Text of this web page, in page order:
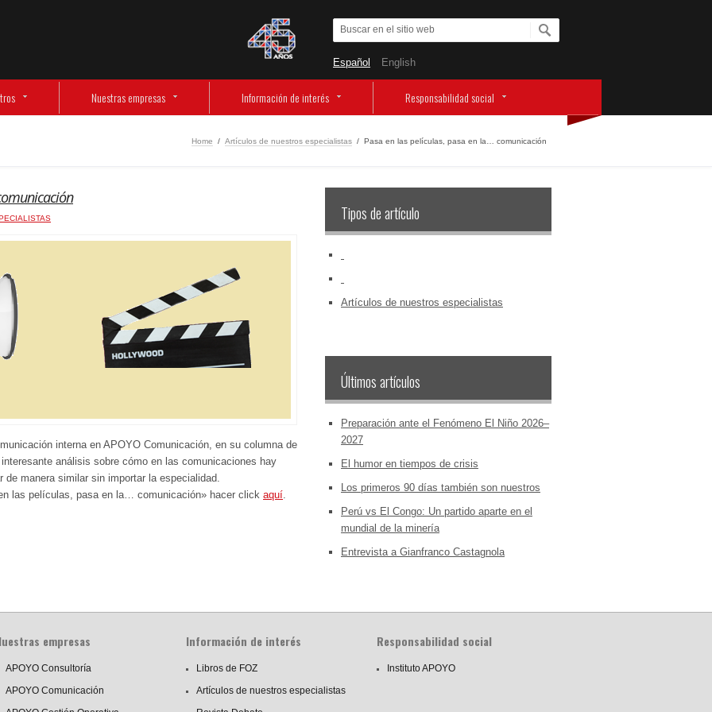
Español English
Nuestras empresas Información de interés Responsabilidad social
Home / Artículos de nuestros especialistas / Pasa en las películas, pasa en la… comunicación
interna en APOYO Comunicación, en su columna de
análisis sobre cómo en las comunicaciones hay
manera similar sin importar la especialidad.​
las películas, pasa en la… comunicación» hacer click aquí.
Tipos de artículo
Artículos de nuestros especialistas
Últimos artículos
Preparación ante el Fenómeno El Niño 2026–
2027
El humor en tiempos de crisis
Los primeros 90 días también son nuestros
Perú vs El Congo: Un partido aparte en el
mundial de la minería
Entrevista a Gianfranco Castagnola
empresas
APOYO Consultoría
APOYO Comunicación
Información de interés
Libros de FOZ
Artículos de nuestros especialistas
Responsabilidad social
Instituto APOYO